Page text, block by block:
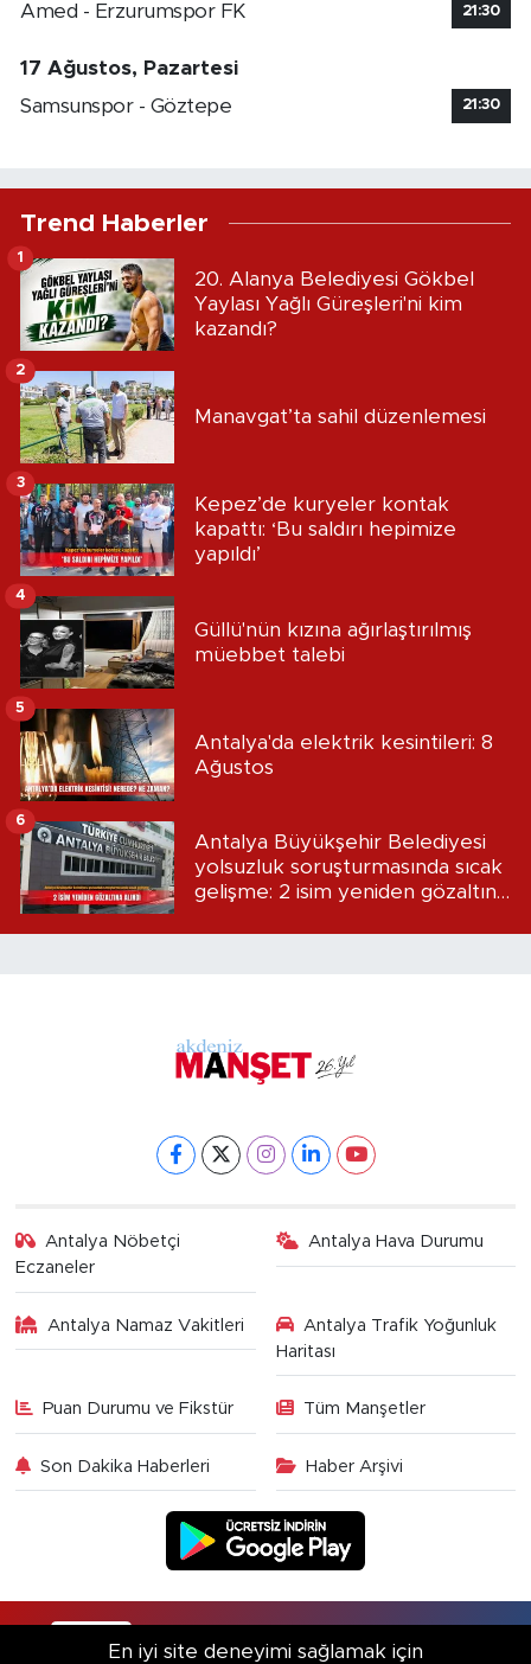
Amed - Erzurumspor FK 21:30
17 Ağustos, Pazartesi
Samsunspor - Göztepe
21:30
Trend Haberler
20. Alanya Belediyesi Gökbel
Yaylası Yağlı Güreşleri'ni kim
kazandı?
1
Manavgat’ta sahil düzenlemesi
2
Kepez’de kuryeler kontak
kapattı: ‘Bu saldırı hepimize
yapıldı’
3
Güllü'nün kızına ağırlaştırılmış
müebbet talebi
4
Antalya'da elektrik kesintileri: 8
Ağustos
5
Antalya Büyükşehir Belediyesi
yolsuzluk soruşturmasında sıcak
gelişme: 2 isim yeniden gözaltına
6
Antalya Nöbetçi
Eczaneler
Antalya Hava Durumu
Antalya Namaz Vakitleri
Antalya Trafik Yoğunluk
Haritası
Puan Durumu ve Fikstür Tüm Manşetler
Son Dakika Haberleri Haber Arşivi
En iyi site deneyimi sağlamak için